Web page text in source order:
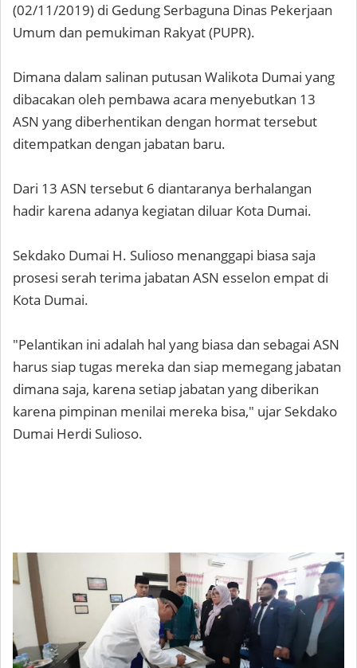
(02/11/2019) di Gedung Serbaguna Dinas Pekerjaan
Umum dan pemukiman Rakyat (PUPR).
Dimana dalam salinan putusan Walikota Dumai yang
dibacakan oleh pembawa acara menyebutkan 13
ASN yang diberhentikan dengan hormat tersebut
ditempatkan dengan jabatan baru.
Dari 13 ASN tersebut 6 diantaranya berhalangan
hadir karena adanya kegiatan diluar Kota Dumai.
Sekdako Dumai H. Sulioso menanggapi biasa saja
prosesi serah terima jabatan ASN esselon empat di
Kota Dumai.
"Pelantikan ini adalah hal yang biasa dan sebagai ASN
harus siap tugas mereka dan siap memegang jabatan
dimana saja, karena setiap jabatan yang diberikan
karena pimpinan menilai mereka bisa," ujar Sekdako
Dumai Herdi Sulioso.